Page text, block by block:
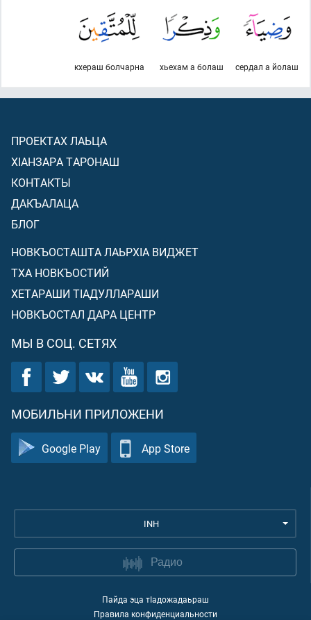
сердал а йолаш
хьехам а болаш
кхераш болчарна
ПРОЕКТАХ ЛАЬЦА
ХIАНЗАРА ТАРОНАШ
КОНТАКТЫ
ДАКЪАЛАЦА
БЛОГ
НОВКЪОСТАШТА ЛАЬРХIА ВИДЖЕТ
ТХА НОВКЪОСТИЙ
ХЕТАРАШИ ТIАДУЛЛАРАШИ
НОВКЪОСТАЛ ДАРА ЦЕНТР
МЫ В СОЦ. СЕТЯХ
МОБИЛЬНИ ПРИЛОЖЕНИ
Google Play App Store
INH
Радио
Пайда эца тIадожадаьраш
Правила конфиденциальности